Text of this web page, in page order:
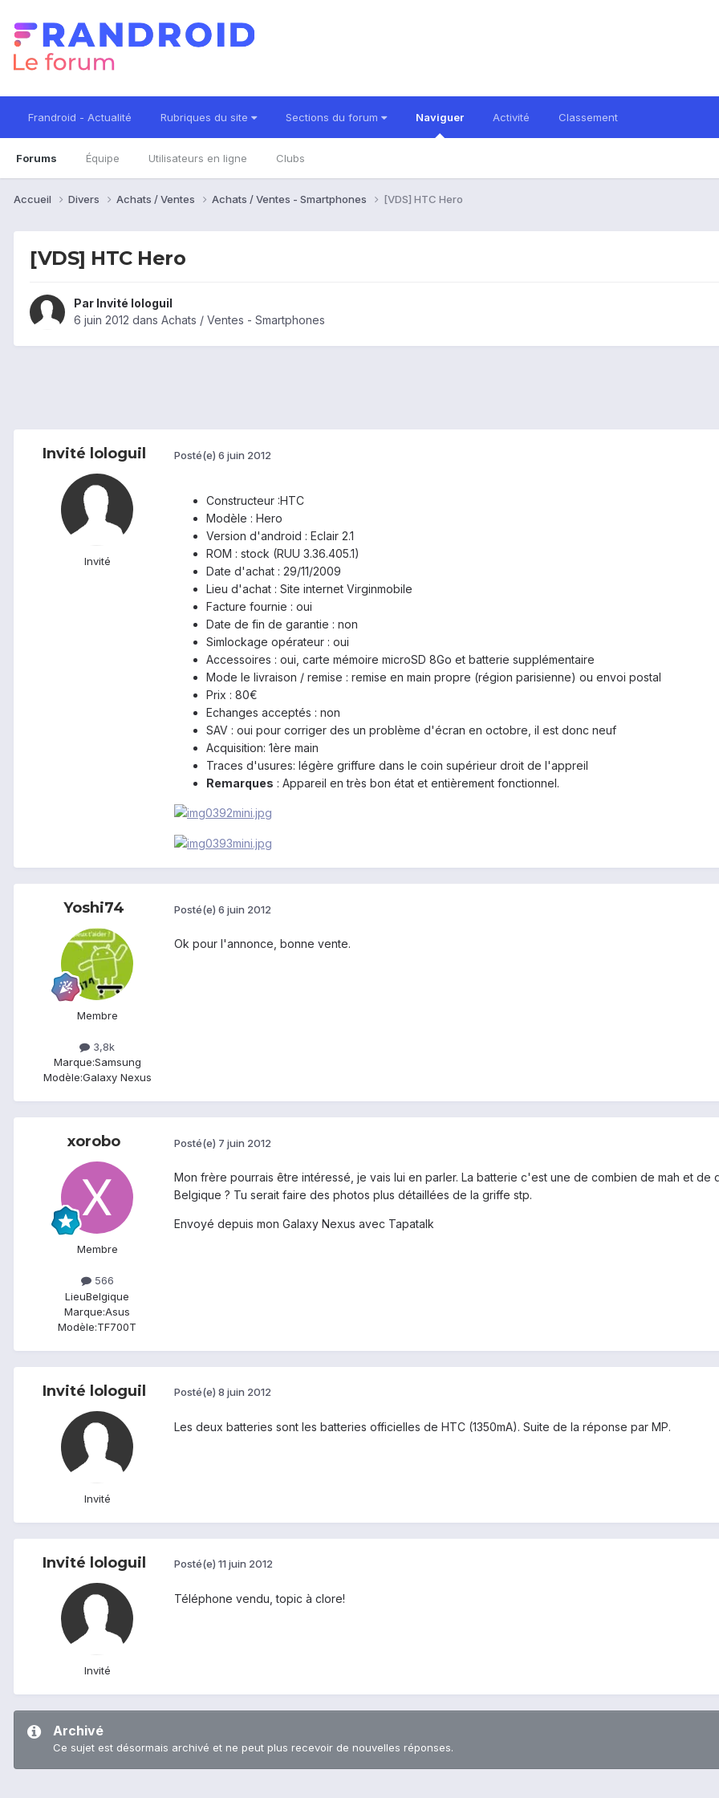
Frandroid - Actualité Rubriques du site Sections du forum Naviguer
Forums Équipe Utilisateurs en ligne Clubs
Activité Classement
Accueil Divers Achats / Ventes Achats / Ventes - Smartphones [VDS] HTC Hero
[VDS] HTC Hero
Par Invité lologuil
6 juin 2012 dans Achats / Ventes - Smartphones
Invité lologuil
Invité
Posté(e) 6 juin 2012
Constructeur :HTC
Modèle : Hero
Version d'android : Eclair 2.1
ROM : stock (RUU 3.36.405.1)
Date d'achat : 29/11/2009
Lieu d'achat : Site internet Virginmobile
Facture fournie : oui
Date de fin de garantie : non
Simlockage opérateur : oui
Accessoires : oui, carte mémoire microSD 8Go et batterie supplémentaire
Mode le livraison / remise : remise en main propre (région parisienne) ou envoi postal
Prix : 80€
Echanges acceptés : non
SAV : oui pour corriger des un problème d'écran en octobre, il est donc neuf
Acquisition: 1ère main
Traces d'usures: légère griffure dans le coin supérieur droit de l'appreil
Remarques : Appareil en très bon état et entièrement fonctionnel.
Yoshi74
Membre
3,8k
Marque:Samsung
Modèle:Galaxy Nexus
Posté(e) 6 juin 2012
Ok pour l'annonce, bonne vente.
xorobo
Membre
566
LieuBelgique
Marque:Asus
Modèle:TF700T
Posté(e) 7 juin 2012
Mon frère pourrais être intéressé, je vais lui en parler. La batterie c'est une de combien de mah et de
Belgique ? Tu serait faire des photos plus détaillées de la griffe stp.
Envoyé depuis mon Galaxy Nexus avec Tapatalk
Invité lologuil
Invité
Posté(e) 8 juin 2012
Les deux batteries sont les batteries officielles de HTC (1350mA). Suite de la réponse par MP.
Invité lologuil
Invité
Posté(e) 11 juin 2012
Téléphone vendu, topic à clore!
Archivé
Ce sujet est désormais archivé et ne peut plus recevoir de nouvelles réponses.